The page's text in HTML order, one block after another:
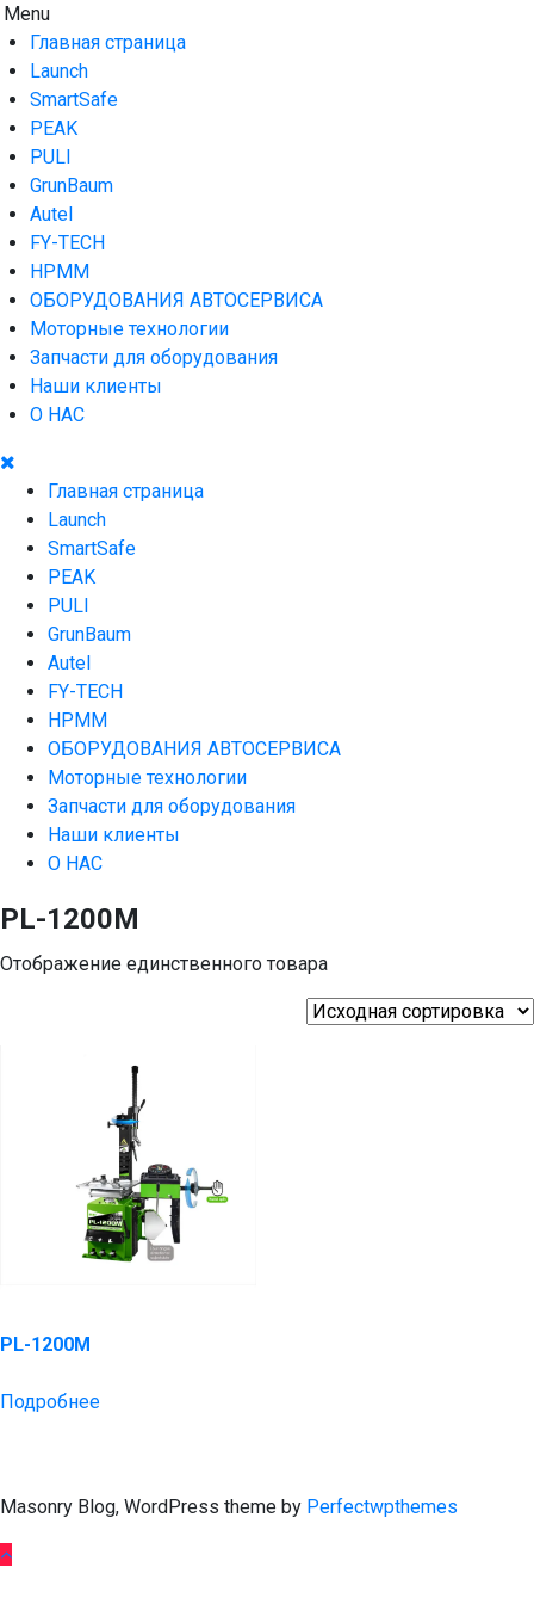
Skip
to
content
AUTO HOUSE
Технологии автосервиса — официальный дистрибьютор
Launch в Армении,Launch Armenia
Menu
Главная страница
Launch
SmartSafe
PEAK
PULI
GrunBaum
Autel
FY-TECH
HPMM
ОБОРУДОВАНИЯ АВТОСЕРВИСА
Моторные технологии
Запчасти для оборудования
Наши клиенты
О НАС
Главная страница
Launch
SmartSafe
PEAK
PULI
GrunBaum
Autel
FY-TECH
HPMM
ОБОРУДОВАНИЯ АВТОСЕРВИСА
Моторные технологии
Запчасти для оборудования
Наши клиенты
О НАС
PL-1200M
Отображение единственного товара
PL-1200M
Подробнее
Masonry Blog, WordPress theme by Perfectwpthemes